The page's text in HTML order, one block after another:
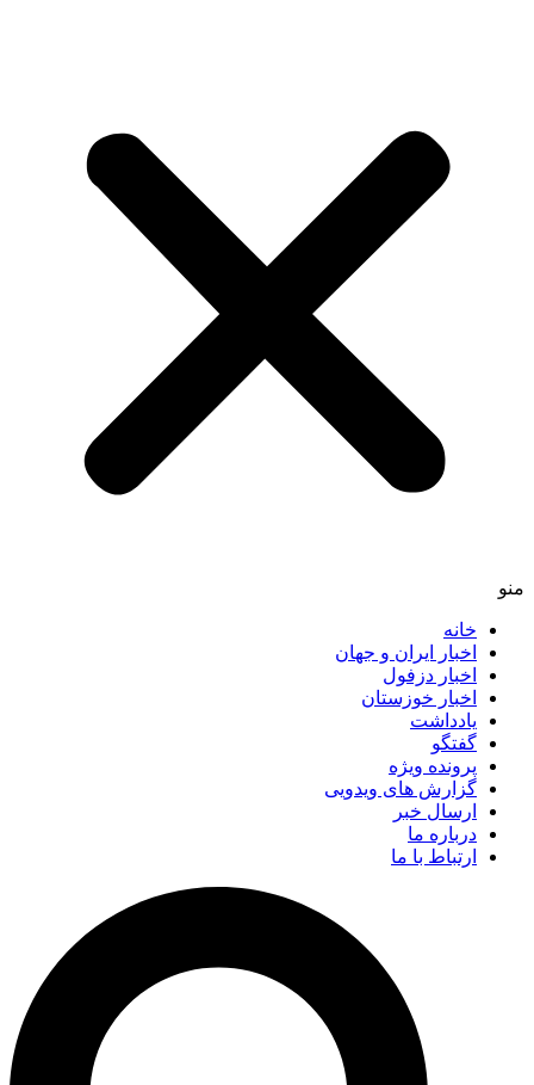
خانه
اخبار ایران و جهان
اخبار دزفول
اخبار خوزستان
یادداشت
گفتگو
پرونده ویژه
گزارش های ویدویی
ارسال خبر
درباره ما
ارتباط با ما